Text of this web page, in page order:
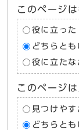
このページ
役に立った
どちらとも
役に立たな
このページ
見つけやす
どちらとも